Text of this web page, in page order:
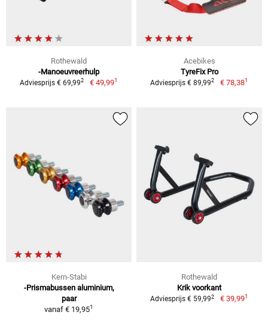
Rothewald
-Manoeuvreerhulp
Adviesprijs € 69,992 € 49,991
Acebikes
TyreFix Pro
Adviesprijs € 89,992 € 78,381
Kern-Stabi
-Prismabussen aluminium,
paar
vanaf € 19,951
Rothewald
Krik voorkant
Adviesprijs € 59,992 € 39,991